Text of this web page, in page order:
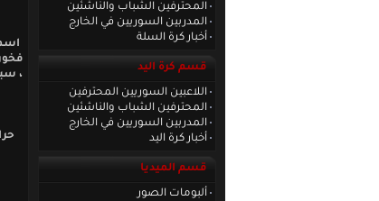
المحترفين الشباب والناشئين
المدربين السوريين في الخارج
أخبار كرة السلة
قسم كرة اليد
اللاعبين السوريين المحترفين
المحترفين الشباب والناشئين
المدربين السوريين في الخارج
أخبار كرة اليد
قسم الميديا
ألبومات الصور
،